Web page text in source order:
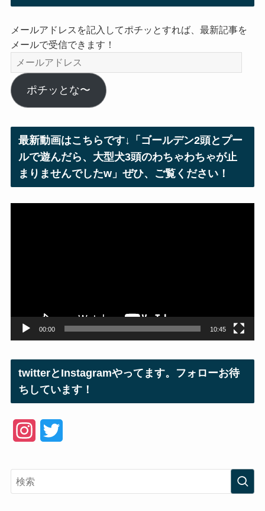
メールアドレスを記入してポチッとすれば、最新記事を
メールで受信できます！
メ
ー
ル
ア
ス
ポチッとな〜
最新動画はこちらです↓「ゴールデン2頭とプー
ルで遊んだら、大型犬3頭のわちゃわちゃが止
まりませんでしたw」ぜひ、ご覧ください！
00:00 10:45
twitterとInstagramやってます。フォローお待
ちしています！